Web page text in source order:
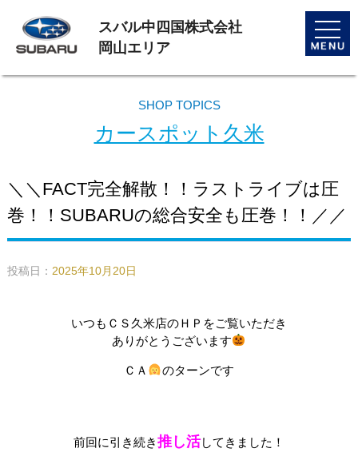
toggle
スバル中四国株式会社
岡山エリア
SHOP TOPICS
カースポット久米
＼＼FACT完全解散！！ラストライブは圧
巻！！SUBARUの総合安全も圧巻！！／／
投稿日： 2025年10月20日
いつもＣＳ久米店のＨＰをご覧いただき
ありがとうございます
ＣＡ のターンです
前回に引き続き推し活してきました！